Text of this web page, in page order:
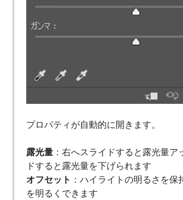
プロパティが自動的に開きます。
露光量：右へスライドすると露光量ア
ドすると露光量を下げられます
オフセット ：ハイライトの明るさを保
を明るくできます